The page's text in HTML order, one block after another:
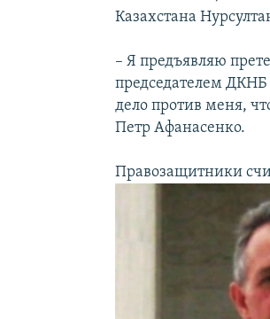
Казахстана
– Я предъявляю
председателем ДКНБ
дело против меня,
Петр Афанасенко.
Правозащитники